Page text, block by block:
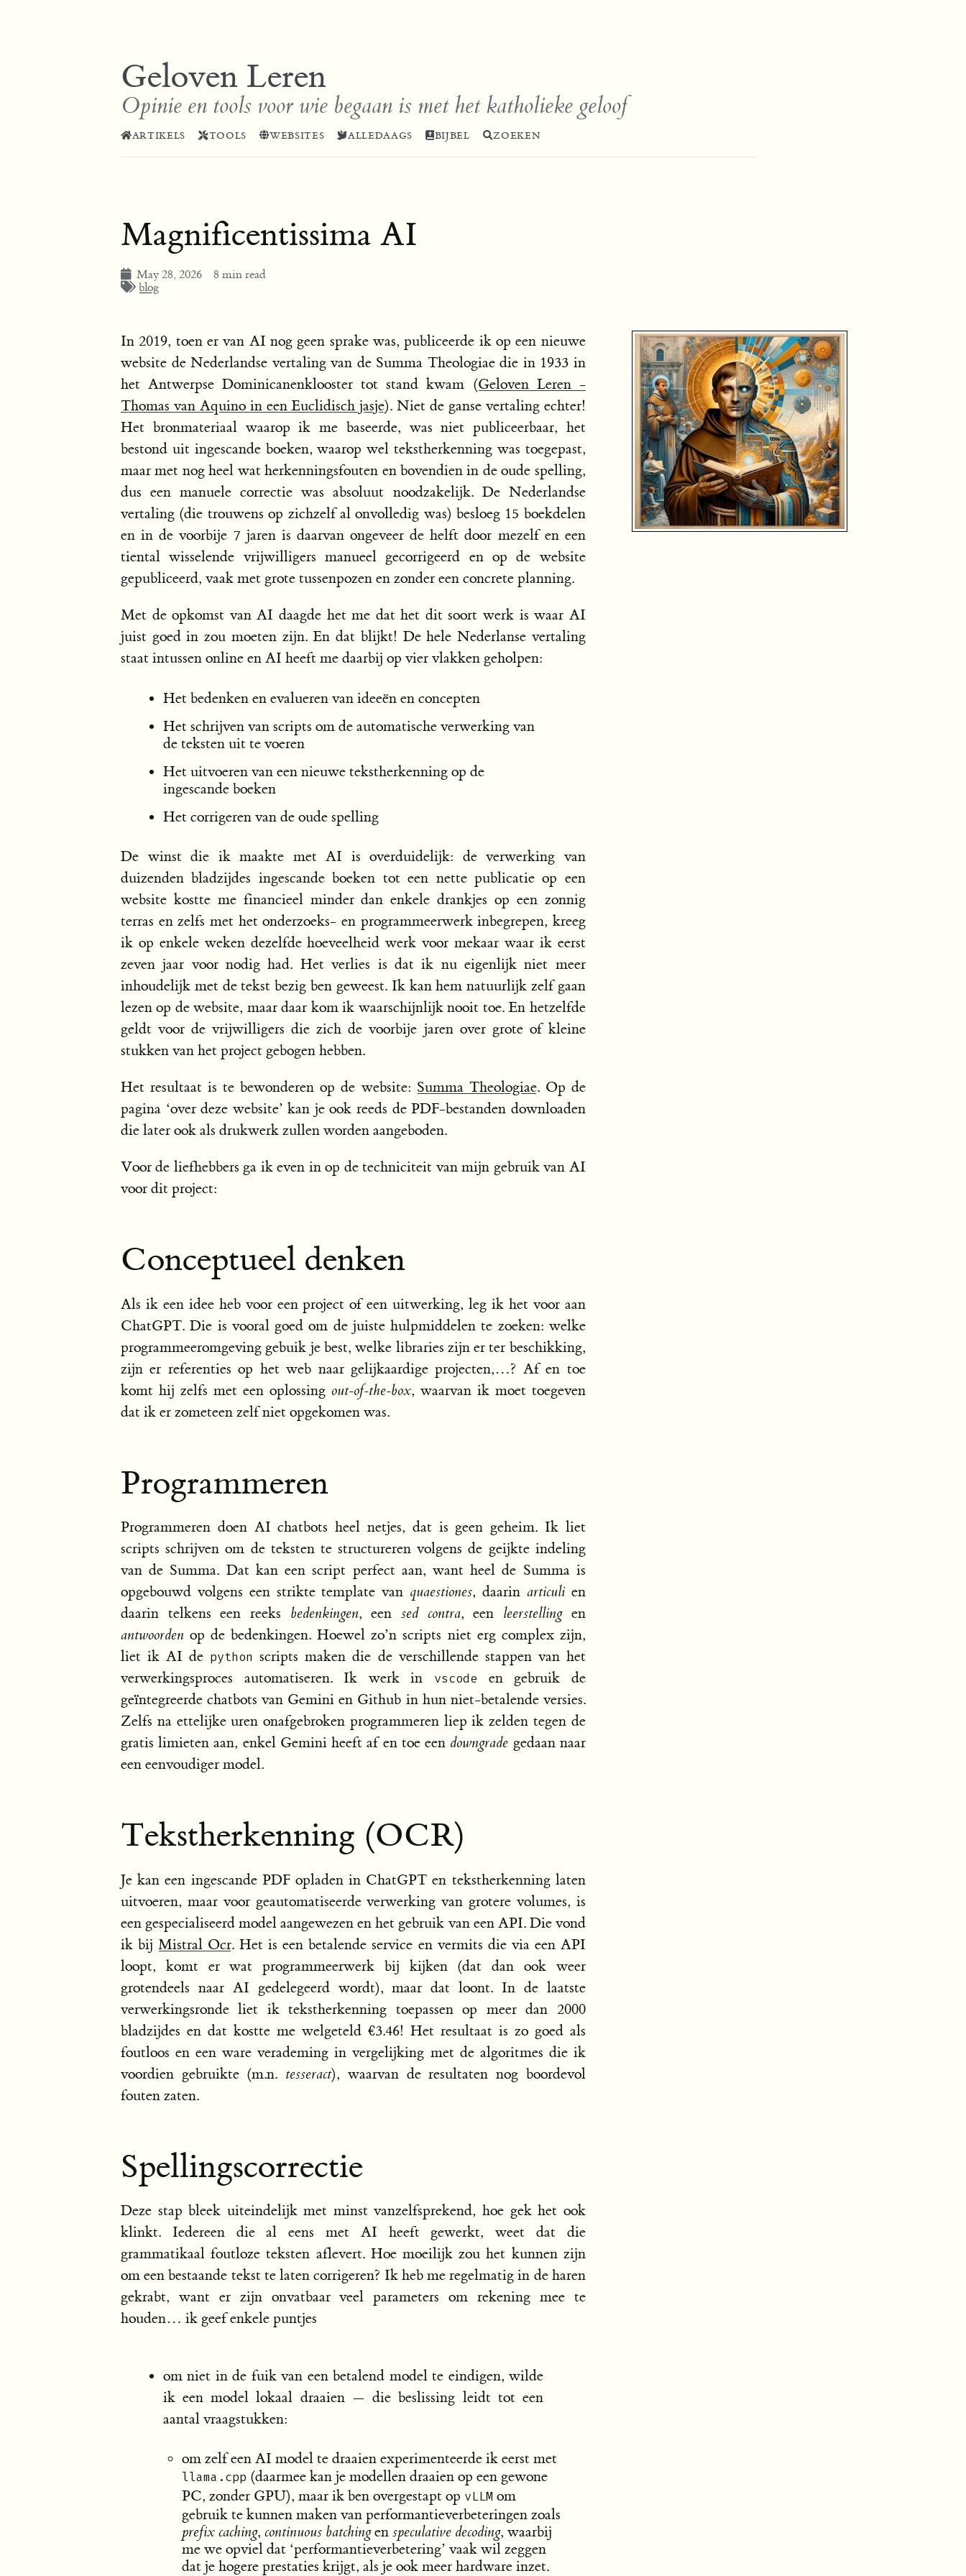
Geloven Leren
Opinie en tools voor wie begaan is met het katholieke geloof
ARTIKELS TOOLS WEBSITES ALLEDAAGS BIJBEL ZOEKEN
Magnificentissima AI
May 28, 2026
8 min read
blog
In 2019, toen er van AI nog geen sprake was, publiceerde ik op een nieuwe
website de Nederlandse vertaling van de Summa Theologiae die in 1933 in
het Antwerpse Dominicanenklooster tot stand kwam (Geloven Leren -
Thomas van Aquino in een Euclidisch jasje). Niet de ganse vertaling echter!
Het bronmateriaal waarop ik me baseerde, was niet publiceerbaar, het
bestond uit ingescande boeken, waarop wel tekstherkenning was toegepast,
maar met nog heel wat herkenningsfouten en bovendien in de oude spelling,
dus een manuele correctie was absoluut noodzakelijk. De Nederlandse
vertaling (die trouwens op zichzelf al onvolledig was) besloeg 15 boekdelen
en in de voorbije 7 jaren is daarvan ongeveer de helft door mezelf en een
tiental wisselende vrijwilligers manueel gecorrigeerd en op de website
gepubliceerd, vaak met grote tussenpozen en zonder een concrete planning.
Met de opkomst van AI daagde het me dat het dit soort werk is waar AI
juist goed in zou moeten zijn. En dat blijkt! De hele Nederlanse vertaling
staat intussen online en AI heeft me daarbij op vier vlakken geholpen:
Het bedenken en evalueren van ideeën en concepten
Het schrijven van scripts om de automatische verwerking van
de teksten uit te voeren
Het uitvoeren van een nieuwe tekstherkenning op de
ingescande boeken
Het corrigeren van de oude spelling
De winst die ik maakte met AI is overduidelijk: de verwerking van
duizenden bladzijdes ingescande boeken tot een nette publicatie op een
website kostte me financieel minder dan enkele drankjes op een zonnig
terras en zelfs met het onderzoeks- en programmeerwerk inbegrepen, kreeg
ik op enkele weken dezelfde hoeveelheid werk voor mekaar waar ik eerst
zeven jaar voor nodig had. Het verlies is dat ik nu eigenlijk niet meer
inhoudelijk met de tekst bezig ben geweest. Ik kan hem natuurlijk zelf gaan
lezen op de website, maar daar kom ik waarschijnlijk nooit toe. En hetzelfde
geldt voor de vrijwilligers die zich de voorbije jaren over grote of kleine
stukken van het project gebogen hebben.
Het resultaat is te bewonderen op de website: Summa Theologiae. Op de
pagina ‘over deze website’ kan je ook reeds de PDF-bestanden downloaden
die later ook als drukwerk zullen worden aangeboden.
Voor de liefhebbers ga ik even in op de techniciteit van mijn gebruik van AI
voor dit project:
Conceptueel denken
Als ik een idee heb voor een project of een uitwerking, leg ik het voor aan
ChatGPT. Die is vooral goed om de juiste hulpmiddelen te zoeken: welke
programmeeromgeving gebuik je best, welke libraries zijn er ter beschikking,
zijn er referenties op het web naar gelijkaardige projecten,…? Af en toe
komt hij zelfs met een oplossing out-of-the-box, waarvan ik moet toegeven
dat ik er zometeen zelf niet opgekomen was.
Programmeren
Programmeren doen AI chatbots heel netjes, dat is geen geheim. Ik liet
scripts schrijven om de teksten te structureren volgens de geijkte indeling
van de Summa. Dat kan een script perfect aan, want heel de Summa is
opgebouwd volgens een strikte template van quaestiones, daarin articulien
daarin telkens een reeks bedenkingen, eensed contra, een leerstellingen
antwoorden op de bedenkingen. Hoewel zo’n scripts niet erg complex zijn,
liet ik AI de python scripts maken die de verschillende stappen van het
verwerkingsproces automatiseren. Ik werk in
vscode
en gebruik de
geïntegreerde chatbots van Gemini en Github in hun niet-betalende versies.
Zelfs na ettelijke uren onafgebroken programmeren liep ik zelden tegen de
gratis limieten aan, enkel Gemini heeft af en toe een downgrade gedaan naar
een eenvoudiger model.
Tekstherkenning (OCR)
Je kan een ingescande PDF opladen in ChatGPT en tekstherkenning laten
uitvoeren, maar voor geautomatiseerde verwerking van grotere volumes, is
een gespecialiseerd model aangewezen en het gebruik van een API. Die vond
ik bijMistral Ocr. Het is een betalende service en vermits die via een API
loopt, komt er wat programmeerwerk bij kijken (dat dan ook weer
grotendeels naar AI gedelegeerd wordt), maar dat loont. In de laatste
verwerkingsronde liet ik tekstherkenning toepassen op meer dan 2000
bladzijdes en dat kostte me welgeteld €3.46! Het resultaat is zo goed als
foutloos en een ware verademing in vergelijking met de algoritmes die ik
voordien gebruikte (m.n. tesseract), waarvan de resultaten nog boordevol
fouten zaten.
Spellingscorrectie
Deze stap bleek uiteindelijk met minst vanzelfsprekend, hoe gek het ook
klinkt. Iedereen die al eens met AI heeft gewerkt, weet dat die
grammatikaal foutloze teksten aflevert. Hoe moeilijk zou het kunnen zijn
om een bestaande tekst te laten corrigeren? Ik heb me regelmatig in de haren
gekrabt, want er zijn onvatbaar veel parameters om rekening mee te
houden… ik geef enkele puntjes
om niet in de fuik van een betalend model te eindigen, wilde
ik een model lokaal draaien — die beslissing leidt tot een
aantal vraagstukken:
om zelf een AI model te draaien experimenteerde ik eerst met
llama.cpp (daarmee kan je modellen draaien op een gewone
PC, zonder GPU), maar ik ben overgestapt op vLLM om
gebruik te kunnen maken van performantieverbeteringen zoals
prefix caching,continuous batchingenspeculative decoding, waarbij
me we opviel dat ‘performantieverbetering’ vaak wil zeggen
dat je hogere prestaties krijgt, als je ook meer hardware inzet.